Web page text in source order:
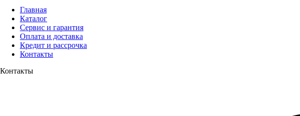
Главная
Каталог
Сервис и гарантия
Оплата и доставка
Кредит и рассрочка
Контакты
Контакты